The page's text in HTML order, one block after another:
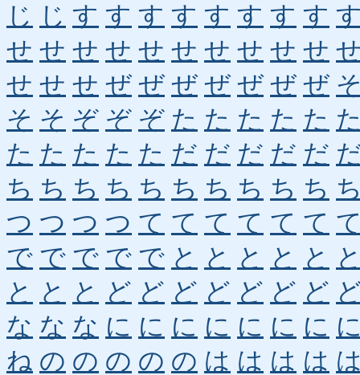
じ じ す す す す す す す す
せ せ せ せ せ せ せ せ せ せ
せ せ せ ぜ ぜ ぜ ぜ ぜ ぜ ぜ
そ そ ぞ ぞ ぞ た た た た た
た た た た た だ だ だ だ だ
ち ち ち ち ち ち ち ち ち ち
つ つ つ つ て て て て て て
で で で で で と と と と と
と と と ど ど ど ど ど ど ど
な な な に に に に に に に
ね の の の の の は は は は